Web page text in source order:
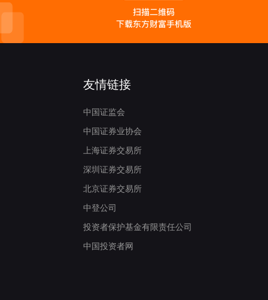
友情链接
中国证监会
中国证券业协会
上海证券交易所
深圳证券交易所
北京证券交易所
中登公司
投资者保护基金有限责任公司
中国投资者网